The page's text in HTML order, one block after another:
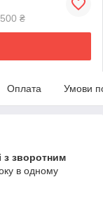
₴
Оплата Умови
з зворотним
в одному